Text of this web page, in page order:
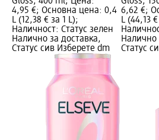
4,95 €; Основна цена: 0,4
L (12,38 € за 1 L);
Наличност: Статус зелен
Налично за доставка,
Статус сив Изберете dm
6,62 €;
L (44,13
Налично
Статус